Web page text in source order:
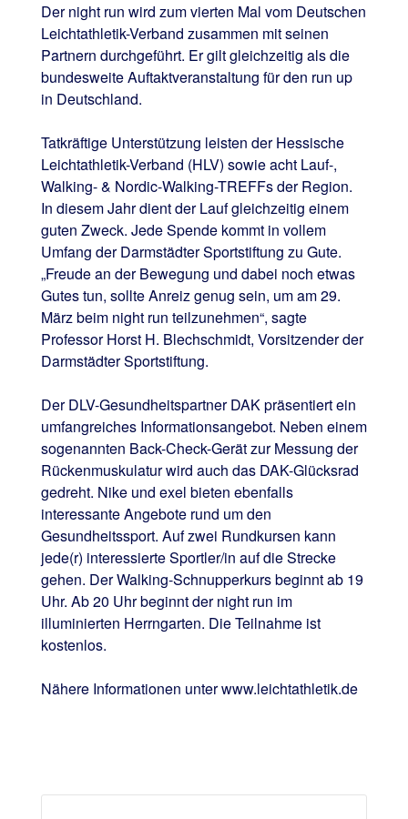
Der night run wird zum vierten Mal vom Deutschen
Leichtathletik-Verband zusammen mit seinen
Partnern durchgeführt. Er gilt gleichzeitig als die
bundesweite Auftaktveranstaltung für den run up
in Deutschland.
Tatkräftige Unterstützung leisten der Hessische
Leichtathletik-Verband (HLV) sowie acht Lauf-,
Walking- & Nordic-Walking-TREFFs der Region.
In diesem Jahr dient der Lauf gleichzeitig einem
guten Zweck. Jede Spende kommt in vollem
Umfang der Darmstädter Sportstiftung zu Gute.
„Freude an der Bewegung und dabei noch etwas
Gutes tun, sollte Anreiz genug sein, um am 29.
März beim night run teilzunehmen“, sagte
Professor Horst H. Blechschmidt, Vorsitzender der
Darmstädter Sportstiftung.
Der DLV-Gesundheitspartner DAK präsentiert ein
umfangreiches Informationsangebot. Neben einem
sogenannten Back-Check-Gerät zur Messung der
Rückenmuskulatur wird auch das DAK-Glücksrad
gedreht. Nike und exel bieten ebenfalls
interessante Angebote rund um den
Gesundheitssport. Auf zwei Rundkursen kann
jede(r) interessierte Sportler/in auf die Strecke
gehen. Der Walking-Schnupperkurs beginnt ab 19
Uhr. Ab 20 Uhr beginnt der night run im
illuminierten Herrngarten. Die Teilnahme ist
kostenlos.
Nähere Informationen unter www.leichtathletik.de